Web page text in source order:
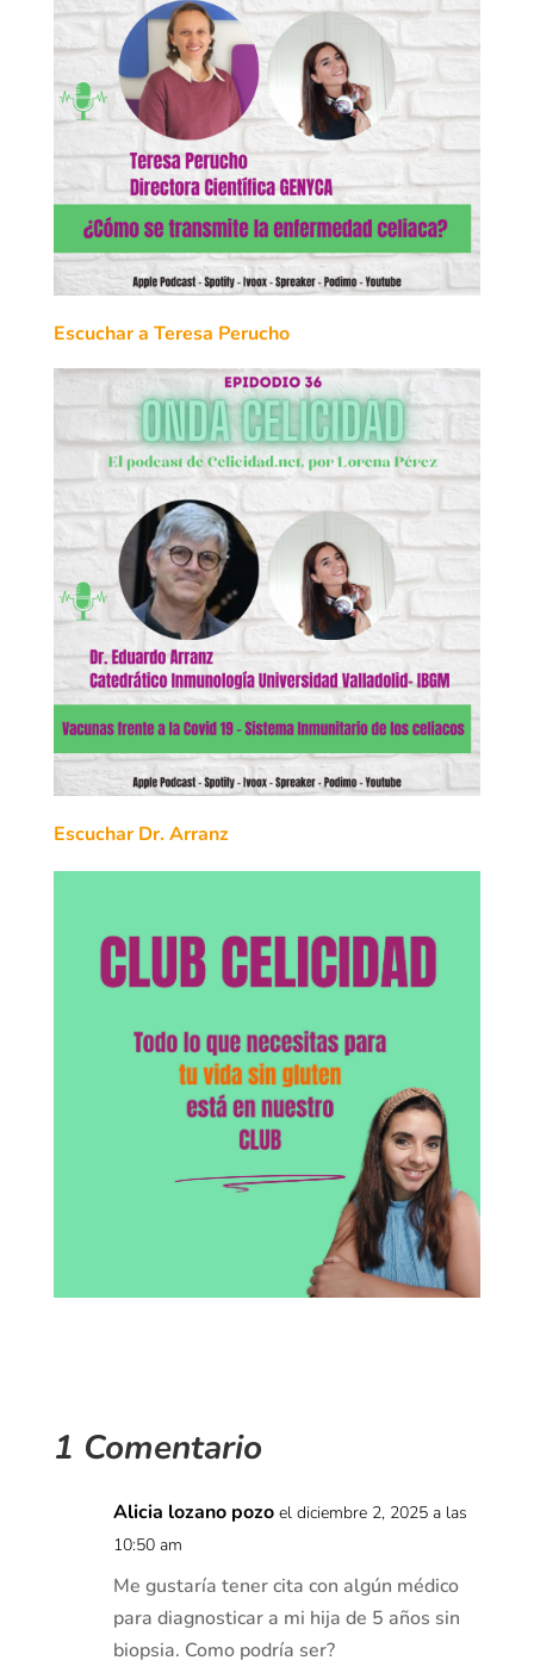
Escuchar a Teresa Perucho
Escuchar Dr. Arranz
1 Comentario
Alicia lozano pozo el diciembre 2, 2025 a las
10:50 am
Me gustaría tener cita con algún médico
para diagnosticar a mi hija de 5 años sin
biopsia. Como podría ser?